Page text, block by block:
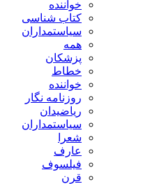
خواننده
کتاب شناسی
سیاستمداران
همه
پزشکان
خطاط
خواننده
روزنامه نگار
ریاضیدان
سیاستمداران
شعرا
عارف
فیلسوف
قرن